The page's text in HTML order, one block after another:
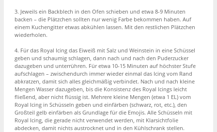
3. Jeweils ein Backblech in den Ofen schieben und etwa 8-9 Minuten
backen – die Plätzchen sollten nur wenig Farbe bekommen haben. Auf
einem Kuchengitter etwas abkühlen lassen. Mit den restlichen Plätzchen
wiederholen.
4. Für das Royal Icing das Eiweiß mit Salz und Weinstein in eine Schüssel
geben und schaumig schlagen, dann nach und nach den Puderzucker
dazugeben und unterrühren. Für etwa 10-15 Minuten auf höchster Stufe
aufschlagen – zwischendurch immer wieder einmal das Icing vom Rand
abkratzen, damit sich alles gleichmäßig verbindet. Nach und nach kleine
Mengen Wasser dazugeben, bis die Konsistenz des Royal Icings leicht
fließend, aber nicht flüssig ist. Mehrere kleine Mengen (etwa 1 EL) vom
Royal Icing in Schüsseln geben und einfärben (schwarz, rot, etc.), den
Großteil gelb einfärben als Grundlage für die Emojis. Alle Schüsseln mit
Royal Icing, die gerade nicht verwendet werden, mit Klarsichtfolie
abdecken, damit nichts austrocknet und in den Kühlschrank stellen.